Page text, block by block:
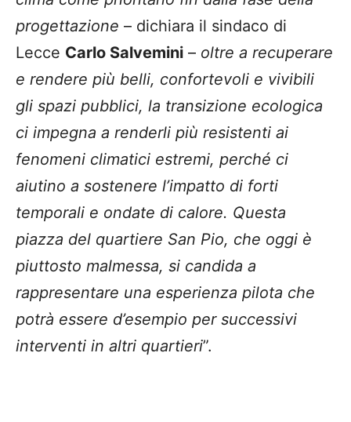
progettazione – dichiara il sindaco di
Lecce Carlo Salvemini – oltre a recuperare
e rendere più belli, confortevoli e vivibili
gli spazi pubblici, la transizione ecologica
ci impegna a renderli più resistenti ai
fenomeni climatici estremi, perché ci
aiutino a sostenere l’impatto di forti
temporali e ondate di calore. Questa
piazza del quartiere San Pio, che oggi è
piuttosto malmessa, si candida a
rappresentare una esperienza pilota che
potrà essere d’esempio per successivi
interventi in altri quartieri”.